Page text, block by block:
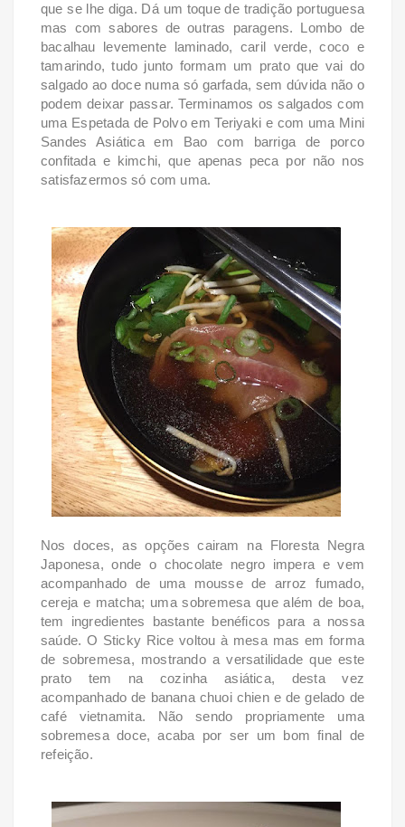
que se lhe diga. Dá um toque de tradição portuguesa
mas com sabores de outras paragens. Lombo de
bacalhau levemente laminado, caril verde, coco e
tamarindo, tudo junto formam um prato que vai do
salgado ao doce numa só garfada, sem dúvida não o
podem deixar passar. Terminamos os salgados com
uma Espetada de Polvo em Teriyaki e com uma Mini
Sandes Asiática em Bao com barriga de porco
confitada e kimchi, que apenas peca por não nos
satisfazermos só com uma.
Nos doces, as opções cairam na Floresta Negra
Japonesa, onde o chocolate negro impera e vem
acompanhado de uma mousse de arroz fumado,
cereja e matcha; uma sobremesa que além de boa,
tem ingredientes bastante benéficos para a nossa
saúde. O Sticky Rice voltou à mesa mas em forma
de sobremesa, mostrando a versatilidade que este
prato tem na cozinha asiática, desta vez
acompanhado de banana chuoi chien e de gelado de
café vietnamita. Não sendo propriamente uma
sobremesa doce, acaba por ser um bom final de
refeição.